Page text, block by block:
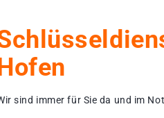
sind immer für Sie da und im